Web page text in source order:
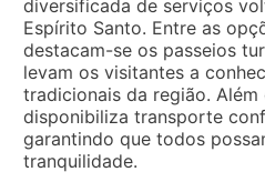
diversificada de serviços
Espírito Santo. Entre as
destacam-se os passeios
levam os visitantes a
tradicionais da região. Além
disponibiliza transporte
garantindo que todos
tranquilidade.